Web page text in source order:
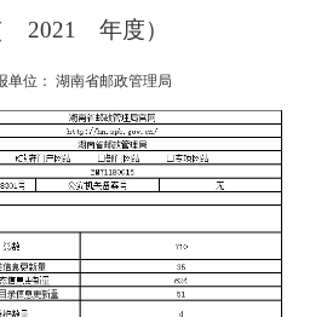
2021 年度）
单位： 湖南省邮政管理局